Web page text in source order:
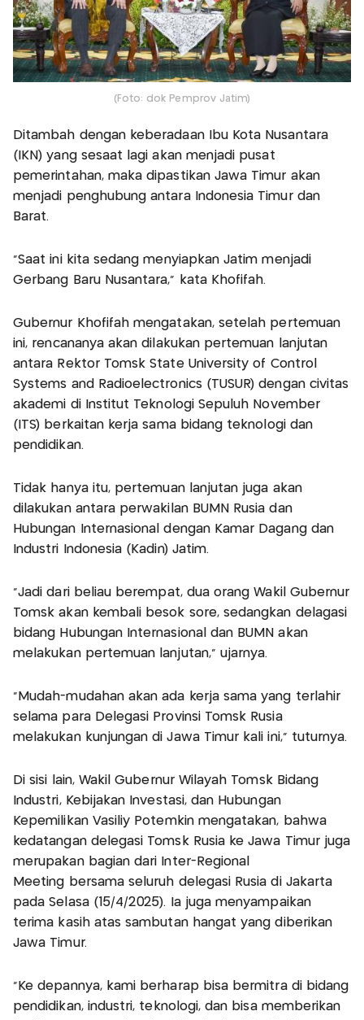
(Foto: dok Pemprov Jatim)
Ditambah dengan keberadaan Ibu Kota Nusantara
(IKN) yang sesaat lagi akan menjadi pusat
pemerintahan, maka dipastikan Jawa Timur akan
menjadi penghubung antara Indonesia Timur dan
Barat.
"Saat ini kita sedang menyiapkan Jatim menjadi
Gerbang Baru Nusantara," kata Khofifah.
Gubernur Khofifah mengatakan, setelah pertemuan
ini, rencananya akan dilakukan pertemuan lanjutan
antara Rektor Tomsk State University of Control
Systems and Radioelectronics (TUSUR) dengan civitas
akademi di Institut Teknologi Sepuluh November
(ITS) berkaitan kerja sama bidang teknologi dan
pendidikan.
Tidak hanya itu, pertemuan lanjutan juga akan
dilakukan antara perwakilan BUMN Rusia dan
Hubungan Internasional dengan Kamar Dagang dan
Industri Indonesia (Kadin) Jatim.
"Jadi dari beliau berempat, dua orang Wakil Gubernur
Tomsk akan kembali besok sore, sedangkan delagasi
bidang Hubungan Internasional dan BUMN akan
melakukan pertemuan lanjutan," ujarnya.
"Mudah-mudahan akan ada kerja sama yang terlahir
selama para Delegasi Provinsi Tomsk Rusia
melakukan kunjungan di Jawa Timur kali ini," tuturnya.
Di sisi lain, Wakil Gubernur Wilayah Tomsk Bidang
Industri, Kebijakan Investasi, dan Hubungan
Kepemilikan Vasiliy Potemkin mengatakan, bahwa
kedatangan delegasi Tomsk Rusia ke Jawa Timur juga
merupakan bagian dari Inter-Regional
Meeting bersama seluruh delegasi Rusia di Jakarta
pada Selasa (15/4/2025). Ia juga menyampaikan
terima kasih atas sambutan hangat yang diberikan
Jawa Timur.
"Ke depannya, kami berharap bisa bermitra di bidang
pendidikan, industri, teknologi, dan bisa memberikan